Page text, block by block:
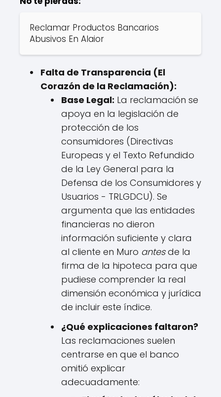
Reclamar Productos Bancarios
Abusivos En Alaior
Falta de Transparencia (El
Corazón de la Reclamación):
Base Legal: La reclamación se
apoya en la legislación de
protección de los
consumidores (Directivas
Europeas y el Texto Refundido
de la Ley General para la
Defensa de los Consumidores y
Usuarios - TRLGDCU). Se
argumenta que las entidades
financieras no dieron
información suficiente y clara
al cliente en Muro antesde la
firma de la hipoteca para que
pudiese comprender la real
dimensión económica y jurídica
de incluir este índice.
¿Qué explicaciones faltaron?
Las reclamaciones suelen
centrarse en que el banco
omitió explicar
adecuadamente: